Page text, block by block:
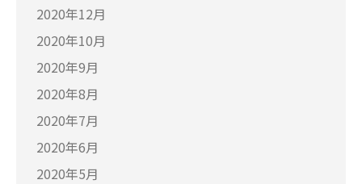
2020年12月
2020年10月
2020年9月
2020年8月
2020年7月
2020年6月
2020年5月